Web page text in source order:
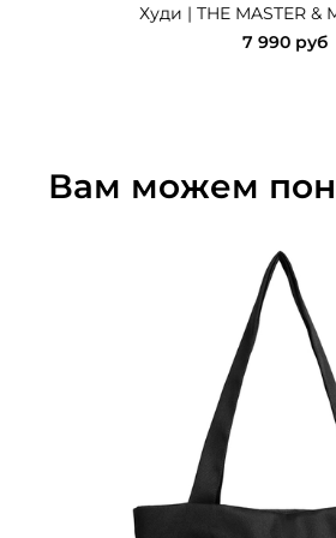
Худи | THE MASTER &
7 990 руб
Вам можем